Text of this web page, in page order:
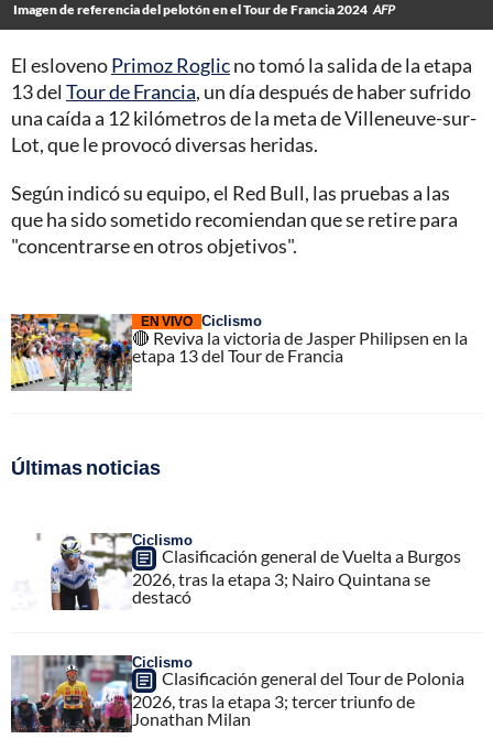
Imagen de referencia del pelotón en el Tour de Francia 2024 AFP
El eslovenoPrimoz Roglicno tomó la salida de la etapa
13 del Tour de Francia, un día después de haber sufrido
una caída a 12 kilómetros de la meta de Villeneuve-sur-
Lot, que le provocó diversas heridas.
Según indicó su equipo, el Red Bull, las pruebas a las
que ha sido sometido recomiendan que se retire para
"concentrarse en otros objetivos".
EN VIVO Ciclismo
🔴 Reviva la victoria de Jasper Philipsen en la
etapa 13 del Tour de Francia
Últimas noticias
Ciclismo
Clasificación general de Vuelta a Burgos
2026, tras la etapa 3; Nairo Quintana se
destacó
Ciclismo
Clasificación general del Tour de Polonia
2026, tras la etapa 3; tercer triunfo de
Jonathan Milan